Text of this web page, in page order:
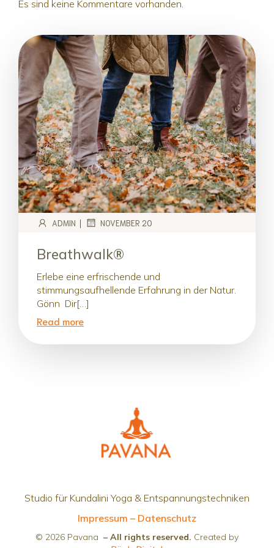
Es sind keine Kommentare vorhanden.
ADMIN | NOVEMBER 20
Breathwalk®
Erlebe eine erfrischende und
stimmungsaufhellende Erfahrung in der Natur.
Gönn Dir[…]
Read more
Studio für Kundalini Yoga & Entspannungstechniken
Impressum – Datenschutz
© 2026 Pavana – All rights reserved. Created by